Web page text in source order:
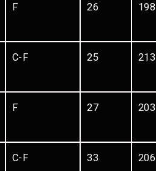
F 26 198
C-F 25 213
F 27 203
C-F 33 206